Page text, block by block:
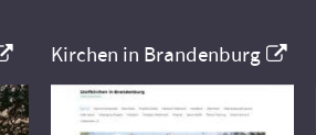
Kirchen in Brandenburg